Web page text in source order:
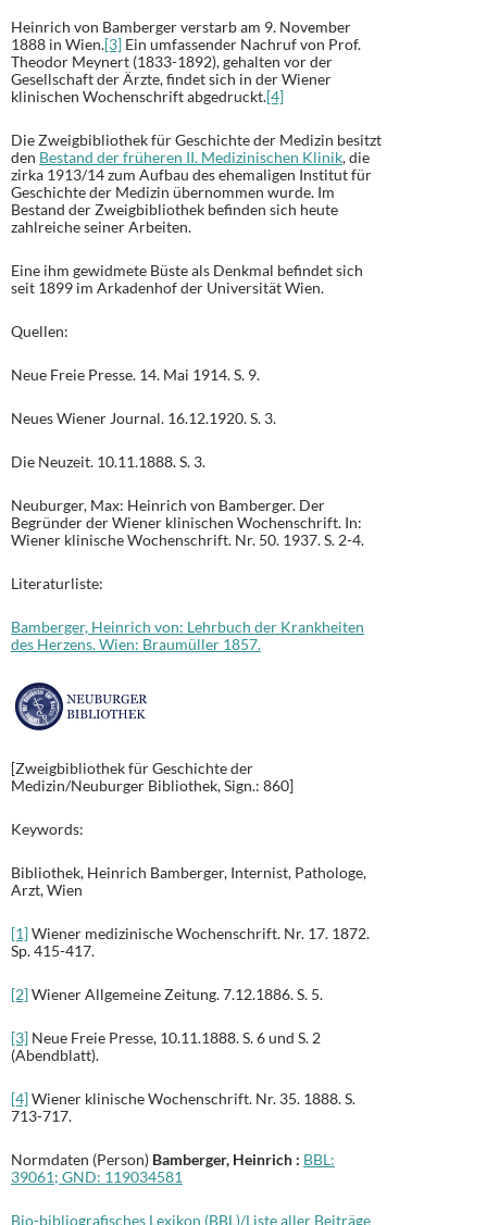
Heinrich von Bamberger verstarb am 9. November
1888 in Wien.[3] Ein umfassender Nachruf von Prof.
Theodor Meynert (1833-1892), gehalten vor der
Gesellschaft der Ärzte, findet sich in der Wiener
klinischen Wochenschrift abgedruckt.[4]
Die Zweigbibliothek für Geschichte der Medizin besitzt
den Bestand der früheren II. Medizinischen Klinik, die
zirka 1913/14 zum Aufbau des ehemaligen Institut für
Geschichte der Medizin übernommen wurde. Im
Bestand der Zweigbibliothek befinden sich heute
zahlreiche seiner Arbeiten.
Eine ihm gewidmete Büste als Denkmal befindet sich
seit 1899 im Arkadenhof der Universität Wien.
Quellen:
Neue Freie Presse. 14. Mai 1914. S. 9.
Neues Wiener Journal. 16.12.1920. S. 3.
Die Neuzeit. 10.11.1888. S. 3.
Neuburger, Max: Heinrich von Bamberger. Der
Begründer der Wiener klinischen Wochenschrift. In:
Wiener klinische Wochenschrift. Nr. 50. 1937. S. 2-4.
Literaturliste:
Bamberger, Heinrich von: Lehrbuch der Krankheiten
des Herzens. Wien: Braumüller 1857.
[Zweigbibliothek für Geschichte der
Medizin/Neuburger Bibliothek, Sign.: 860]
Keywords:
Bibliothek, Heinrich Bamberger, Internist, Pathologe,
Arzt, Wien
[1]Wiener medizinische Wochenschrift. Nr. 17. 1872.
Sp. 415-417.
[2]Wiener Allgemeine Zeitung. 7.12.1886. S. 5.
[3] Neue Freie Presse, 10.11.1888. S. 6 und S. 2
(Abendblatt).
[4]Wiener klinische Wochenschrift. Nr. 35. 1888. S.
713-717.
Normdaten (Person) Bamberger, Heinrich : BBL:
39061; GND: 119034581
Bio-bibliografisches Lexikon (BBL)/Liste aller Beiträge